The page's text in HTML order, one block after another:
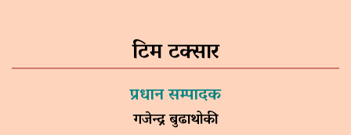
टिम टक्सार
प्रधान सम्पादक
गजेन्द्र बुढाथोकी